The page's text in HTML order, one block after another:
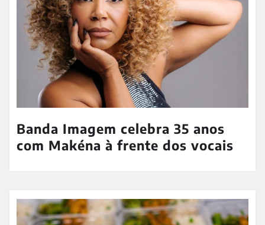
Banda Imagem celebra 35 anos
com Makéna à frente dos vocais